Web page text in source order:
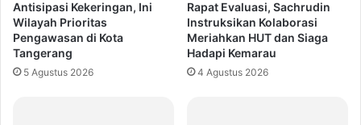
Antisipasi Kekeringan, Ini
Wilayah Prioritas
Pengawasan di Kota
Tangerang
5 Agustus 2026
Rapat Evaluasi, Sachrudin
Instruksikan Kolaborasi
Meriahkan HUT dan Siaga
Hadapi Kemarau
4 Agustus 2026